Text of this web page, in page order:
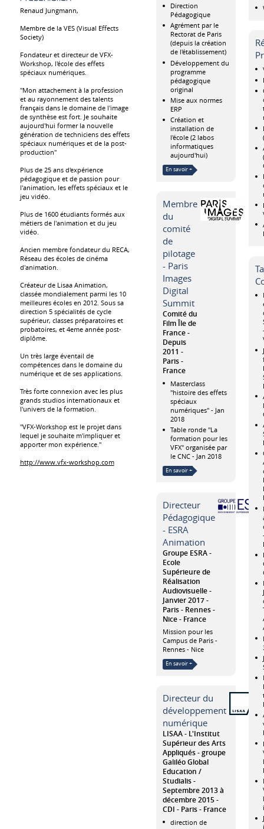
Renaud Jungmann,
Membre de la VES (Visual Effects
Society)
Fondateur et directeur de VFX-
Workshop, l'école des effets
spéciaux numériques.
"Mon attachement à la profession
et au rayonnement des talents
français dans le domaine de l'image
de synthèse est fort. Je souhaite
aujourd'hui former la nouvelle
génération de techniciens des effets
spéciaux numériques et de la post-
production"
Plus de 25 ans d'expérience
pédagogique et de passion pour
l'animation, les effets spéciaux et le
jeu vidéo.
Plus de 1600 étudiants formés aux
métiers de l'animation et du jeu
vidéo.
Ancien membre fondateur du RECA,
Réseau des écoles de cinéma
d'animation.
Créateur de Lisaa Animation,
classée mondialement parmi les 10
meilleures écoles en 2012. Sous sa
direction 5 spécialités de cycle
supérieur, classes préparatoires et
probatoires, et 4eme année post-
diplôme.
Un très large éventail de
compétences dans le domaine du
numérique et de ses applications.
Très forte connexion avec les plus
grands studios internationaux et
l'univers de la formation.
"VFX-Workshop est le projet dans
lequel je souhaite m'impliquer et
apporter mon expérience."
http://www.vfx-workshop.com
Direction
Pédagogique
Agrément par le
Rectorat de Paris
(depuis la création
de l'établissement)
Développement du
programme
pédagogique
original
Mise aux normes
ERP
Création et
installation de
l'école (2 labos
informatiques
aujourd'hui)
En savoir +
Membre
du
comité
de
pilotage
- Paris
Images
Digital
Summit
Comité du
Film Île de
France
Depuis
2011
Paris
France
Masterclass
"histoire des effets
spéciaux
numériques" - Jan
2018
Table ronde "La
formation pour les
VFX" organisée par
le CNC - Jan 2018
En savoir +
Directeur
Pédagogique
- ESRA
Animation
Groupe ESRA -
Ecole
Supérieure de
Réalisation
Audiovisuelle
Janvier 2017
Paris - Rennes -
Nice
France
Mission pour les
Campus de Paris -
Rennes - Nice
En savoir +
Directeur du
développement
numérique
LISAA - L'Institut
Supérieur des Arts
Appliqués - groupe
Galiléo Global
Education /
Studialis
Septembre 2013 à
décembre 2015
CDI
Paris France
direction de